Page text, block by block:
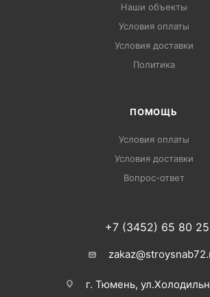
Наши объекты
Условия оплаты
Условия доставки
Политика
ПОМОЩЬ
Условия оплаты
Условия доставки
Вопрос-ответ
+7 (3452) 65 80 25
г. Тюмень,